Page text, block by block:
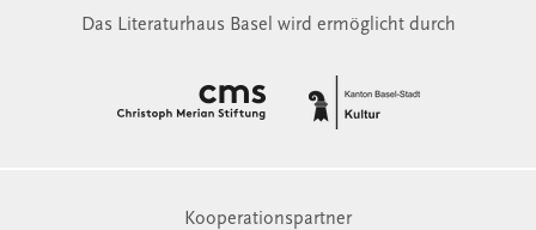
Das Literaturhaus Basel wird ermöglicht durch
Kooperationspartner